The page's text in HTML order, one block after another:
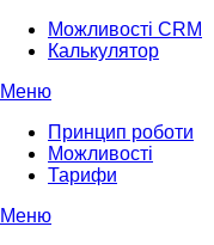
Можливості CRM
Калькулятор
Меню
Принцип роботи
Можливості
Тарифи
Меню